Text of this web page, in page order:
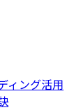
ィング活用